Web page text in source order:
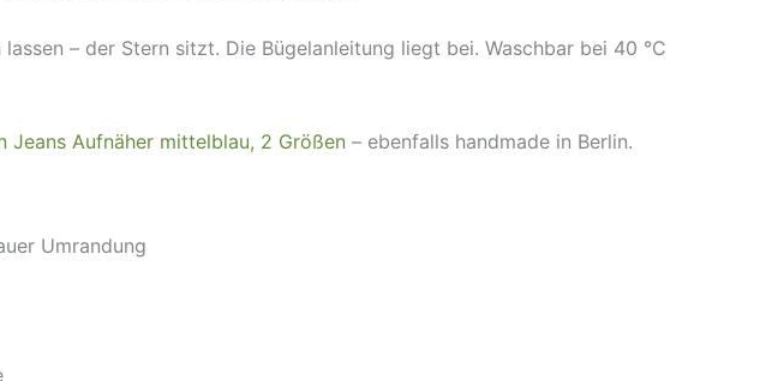
– der Stern sitzt. Die Bügelanleitung liegt bei. Waschbar bei 40 °C
Jeans Aufnäher mittelblau, 2 Größen – ebenfalls handmade in Berlin.
Umrandung